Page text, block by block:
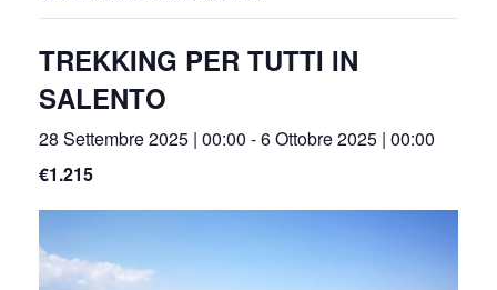
TREKKING PER TUTTI IN
SALENTO
28 Settembre 2025 | 00:00 -6 Ottobre 2025 | 00:00
€1.215